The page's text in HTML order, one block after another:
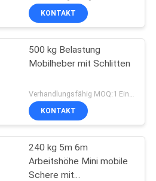
KONTAKT
500 kg Belastung
Mobilheber mit Schlitten
KONTAKT
240 kg 5m 6m
Arbeitshöhe Mini mobile
Schere mit